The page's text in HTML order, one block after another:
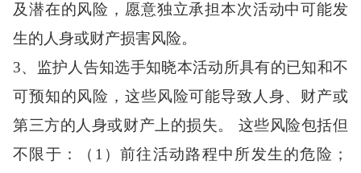
及潜在的风险，愿意独立承担本次活动中可能发
生的人身或财产损害风险。
3、监护人告知选手知晓本活动所具有的已知和不
可预知的风险，这些风险可能导致人身、财产或
第三方的人身或财产上的损失。 这些风险包括但
不限于：（ 1 ）前往活动路程中所发生的危险；